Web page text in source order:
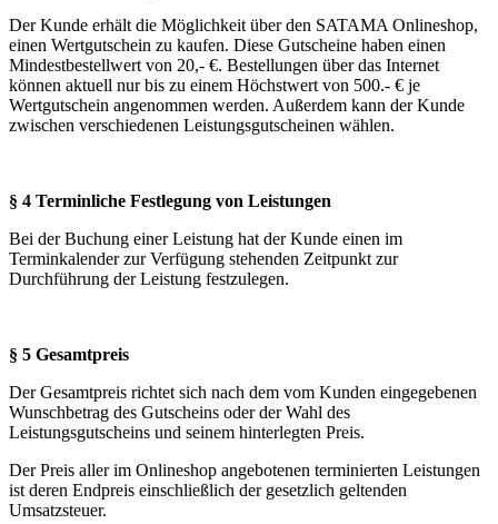
Der Kunde erhält die Möglichkeit über den SATAMA Onlineshop,
einen Wertgutschein zu kaufen. Diese Gutscheine haben einen
Mindestbestellwert von 20,- €. Bestellungen über das Internet
können aktuell nur bis zu einem Höchstwert von 500.- € je
Wertgutschein angenommen werden. Außerdem kann der Kunde
zwischen verschiedenen Leistungsgutscheinen wählen.
§ 4 Terminliche Festlegung von Leistungen
Bei der Buchung einer Leistung hat der Kunde einen im
Terminkalender zur Verfügung stehenden Zeitpunkt zur
Durchführung der Leistung festzulegen.
§ 5 Gesamtpreis
Der Gesamtpreis richtet sich nach dem vom Kunden eingegebenen
Wunschbetrag des Gutscheins oder der Wahl des
Leistungsgutscheins und seinem hinterlegten Preis.
Der Preis aller im Onlineshop angebotenen terminierten Leistungen
ist deren Endpreis einschließlich der gesetzlich geltenden
Umsatzsteuer.